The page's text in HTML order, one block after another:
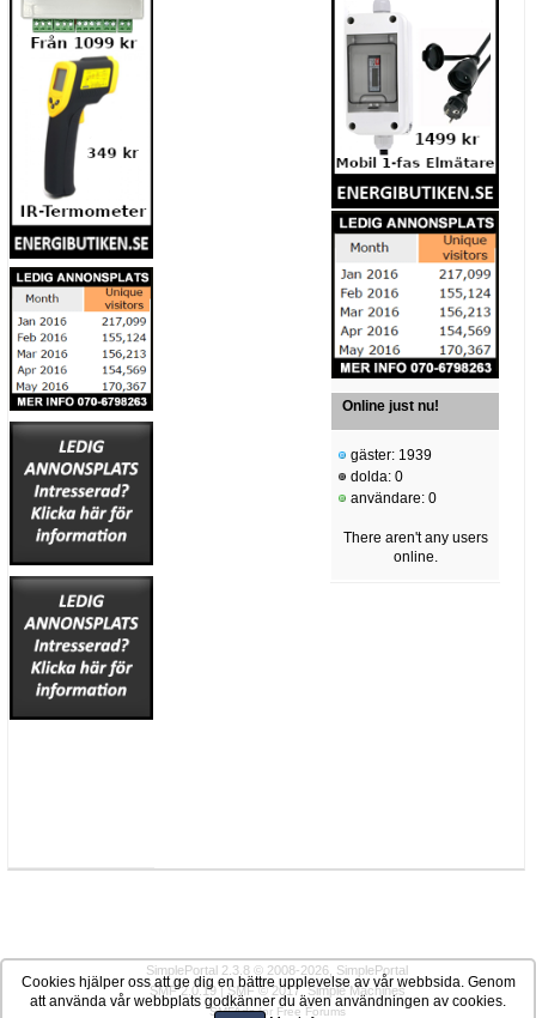
Online just nu!
gäster: 1939
dolda: 0
användare: 0
There aren't any users
online.
SimplePortal 2.3.8 © 2008-2026, SimplePortal
SMF 2.0.19|SMF © 2017,Simple Machines
SMFAdsfor Free Forums
Cookies hjälper oss att ge dig en bättre upplevelse av vår webbsida. Genom
att använda vår webbplats godkänner du även användningen av cookies.